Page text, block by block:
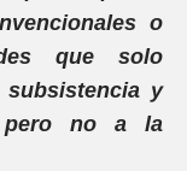
o
que solo
y
pero no a la